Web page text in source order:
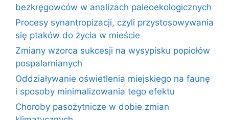
bezkręgowców w analizach paleoekologicznych
Procesy synantropizacji, czyli przystosowywania
się ptaków do życia w mieście
Zmiany wzorca sukcesji na wysypisku popiołów
pospalarnianych
Oddziaływanie oświetlenia miejskiego na faunę
i sposoby minimalizowania tego efektu
Choroby pasożytnicze w dobie zmian